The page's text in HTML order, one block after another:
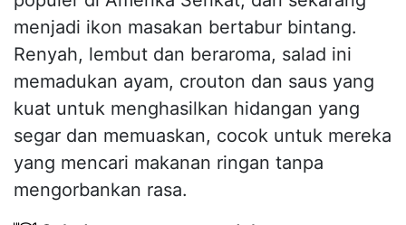
menjadi ikon masakan bertabur bintang.
Renyah, lembut dan beraroma, salad ini
memadukan ayam, crouton dan saus yang
kuat untuk menghasilkan hidangan yang
segar dan memuaskan, cocok untuk mereka
yang mencari makanan ringan tanpa
mengorbankan rasa.